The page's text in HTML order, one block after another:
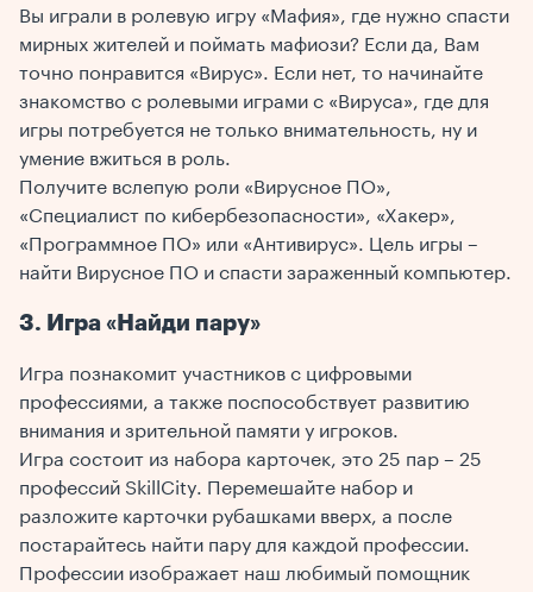
Вы играли в ролевую игру «Мафия», где нужно спасти
мирных жителей и поймать мафиози? Если да, Вам
точно понравится «Вирус». Если нет, то начинайте
знакомство с ролевыми играми с «Вируса», где для
игры потребуется не только внимательность, ну и
умение вжиться в роль.
Получите вслепую роли «Вирусное ПО»,
«Специалист по кибербезопасности», «Хакер»,
«Программное ПО» или «Антивирус». Цель игры –
найти Вирусное ПО и спасти зараженный компьютер.
3. Игра «Найди пару»
Игра познакомит участников с цифровыми
профессиями, а также поспособствует развитию
внимания и зрительной памяти у игроков.
Игра состоит из набора карточек, это 25 пар – 25
профессий SkillCity. Перемешайте набор и
разложите карточки рубашками вверх, а после
постарайтесь найти пару для каждой профессии.
Профессии изображает наш любимый помощник